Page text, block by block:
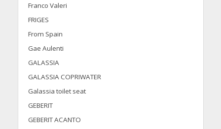
Franco Valeri
FRIGES
From Spain
Gae Aulenti
GALASSIA
GALASSIA COPRIWATER
Galassia toilet seat
GEBERIT
GEBERIT ACANTO